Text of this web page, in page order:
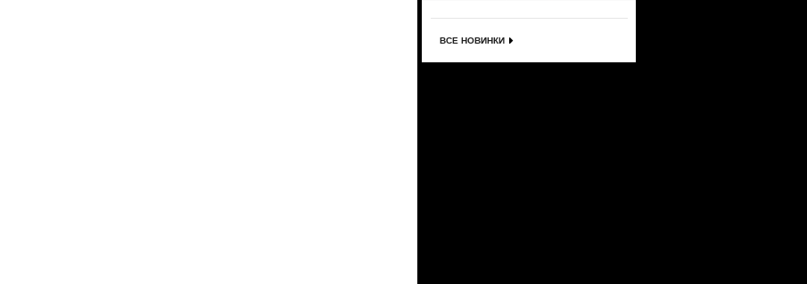
ВСЕ НОВИНКИ